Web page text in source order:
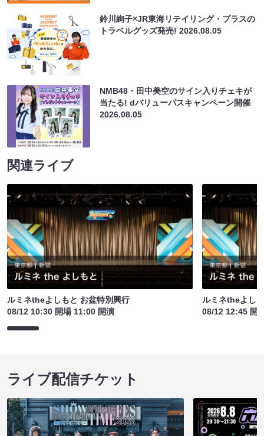
鈴川絢子×JR東海リテイリング・プラスの
トラベルグッズ発売!2026.08.05
NMB48・田中美空のサイン入りチェキが
当たる! dバリューパスキャンペーン開催
2026.08.05
関連ライブ
ルミネtheよしもと お盆特別興行
08/12 10:30 開場 11:00 開演
ルミネtheよし
08/12 12:45 開
ライブ配信チケット